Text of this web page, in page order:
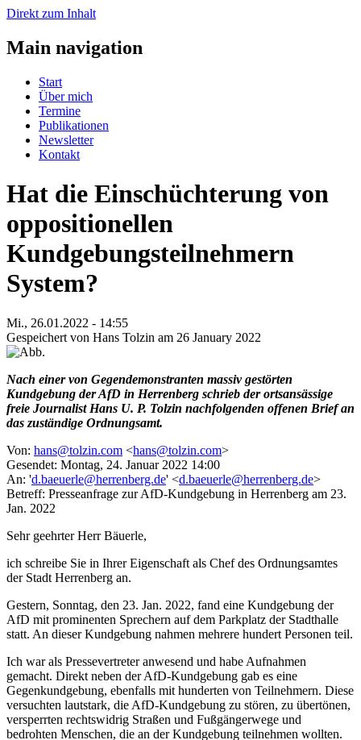
Direkt zum Inhalt
Main navigation
Start
Über mich
Termine
Publikationen
Newsletter
Kontakt
Hat die Einschüchterung von
oppositionellen
Kundgebungsteilnehmern
System?
Mi., 26.01.2022 - 14:55
Gespeichert von Hans Tolzin am 26 January 2022
Nach einer von Gegendemonstranten massiv gestörten
Kundgebung der AfD in Herrenberg schrieb der ortsansässige
freie Journalist Hans U. P. Tolzin nachfolgenden offenen Brief an
das zuständige Ordnungsamt.
Von: hans@tolzin.com <hans@tolzin.com>
Gesendet: Montag, 24. Januar 2022 14:00
An: 'd.baeuerle@herrenberg.de' <d.baeuerle@herrenberg.de>
Betreff: Presseanfrage zur AfD-Kundgebung in Herrenberg am 23.
Jan. 2022
Sehr geehrter Herr Bäuerle,
ich schreibe Sie in Ihrer Eigenschaft als Chef des Ordnungsamtes
der Stadt Herrenberg an.
Gestern, Sonntag, den 23. Jan. 2022, fand eine Kundgebung der
AfD mit prominenten Sprechern auf dem Parkplatz der Stadthalle
statt. An dieser Kundgebung nahmen mehrere hundert Personen teil.
Ich war als Pressevertreter anwesend und habe Aufnahmen
gemacht. Direkt neben der AfD-Kundgebung gab es eine
Gegenkundgebung, ebenfalls mit hunderten von Teilnehmern. Diese
versuchten lautstark, die AfD-Kundgebung zu stören, zu übertönen,
versperrten rechtswidrig Straßen und Fußgängerwege und
bedrohten Menschen, die an der Kundgebung teilnehmen wollten.